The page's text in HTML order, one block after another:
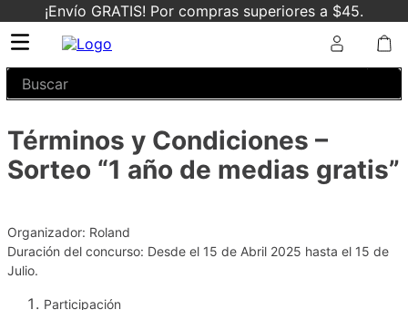
¡Envío GRATIS! Por compras superiores a $45.
Buscar
Términos y Condiciones –
Sorteo “1 año de medias gratis”
Organizador: Roland
Duración del concurso: Desde el 15 de Abril 2025 hasta el 15 de
Julio.
Participación